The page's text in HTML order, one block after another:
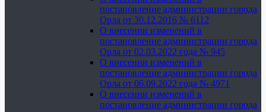
постановление администрации города
Орла от 30.12.2016 № 6112
О внесении изменений в
постановление администрации города
Орла от 02.03.2022 года № 945
О внесении изменений в
постановление администрации города
Орла от 06.09.2022 года № 4971
О внесении изменений в
постановление администрации города